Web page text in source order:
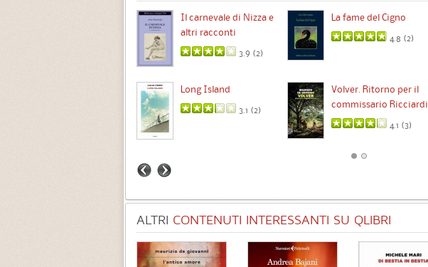
Il carnevale di Nizza e
altri racconti
3.9 (2)
La fame del Cigno
4.8 (2)
Long Island
3.1 (2)
Volver. Ritorno per il
commissario Ricciardi
4.1 (3)
ALTRI CONTENUTI INTERESSANTI SU QLIBRI